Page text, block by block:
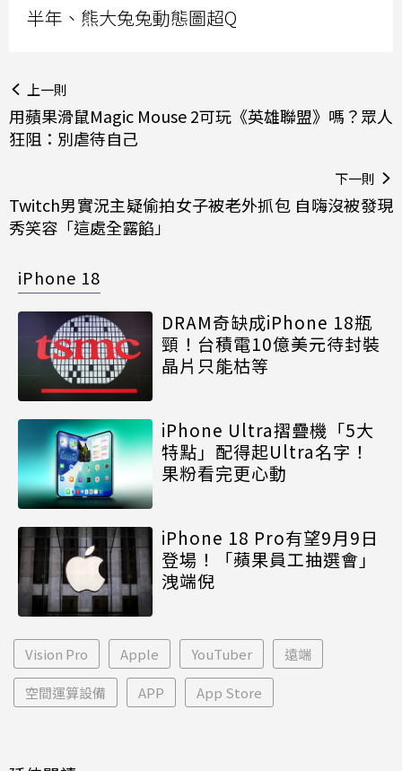
半年、熊大兔兔動態圖超Q
上一則
用蘋果滑鼠Magic Mouse 2可玩《英雄聯盟》嗎？眾人
狂阻：別虐待自己
下一則
Twitch男實況主疑偷拍女子被老外抓包 自嗨沒被發現
秀笑容「這處全露餡」
iPhone 18
DRAM奇缺成iPhone 18瓶
頸！台積電10億美元待封裝
晶片只能枯等
iPhone Ultra摺疊機「5大
特點」配得起Ultra名字！
果粉看完更心動
iPhone 18 Pro有望9月9日
登場！「蘋果員工抽選會」
洩端倪
Vision Pro Apple YouTuber 遠端
空間運算設備 APP App Store